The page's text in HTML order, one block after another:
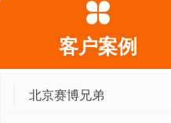
客户案例
北京赛博兄弟